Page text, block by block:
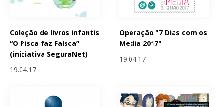
Coleção de livros infantis
“O Pisca faz Faísca”
(iniciativa SeguraNet)
19.04.17
Operação "7 Dias com os
Media 2017"
19.04.17